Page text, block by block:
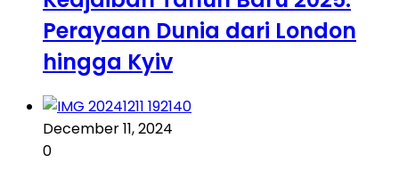
Perayaan Dunia dari London
hingga Kyiv
December 11, 2024
0